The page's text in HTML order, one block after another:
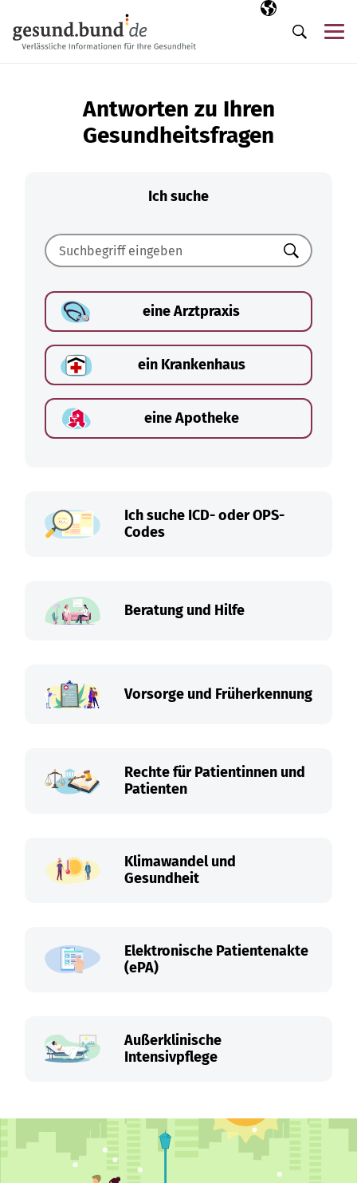
Ausgewählte
DE
Suche
Antworten zu Ihren
Gesundheitsfragen
Ich suche
Suchen
eine Arztpraxis
ein Krankenhaus
eine Apotheke
Ich suche ICD- oder OPS-
Codes
Beratung und Hilfe
Vorsorge und Früherkennung
Rechte für Patientinnen und
Patienten
Klimawandel und
Gesundheit
Elektronische Patientenakte
(ePA)
Außerklinische
Intensivpflege